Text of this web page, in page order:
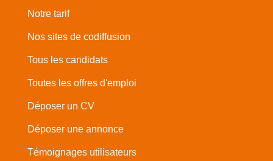
Notre tarif
Nos sites de codiffusion
Tous les candidats
Toutes les offres d'emploi
Déposer un CV
Déposer une annonce
Témoignages utilisateurs